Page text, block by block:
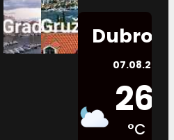
07.08.2026.
26
°C